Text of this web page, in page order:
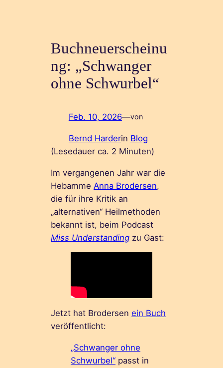
Buchneuerscheinu
ng: „Schwanger
ohne Schwurbel“
Feb. 10, 2026—von
Bernd Harderin Blog
(Lesedauer ca. 2 Minuten)
Im vergangenen Jahr war die
Hebamme Anna Brodersen,
die für ihre Kritik an
„alternativen“ Heilmethoden
bekannt ist, beim Podcast
Miss Understanding zu Gast:
Jetzt hat Brodersenein Buch
veröffentlicht:
„Schwanger ohne
Schwurbel“ passt in